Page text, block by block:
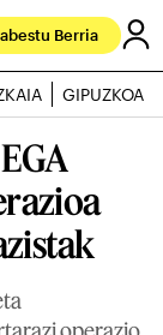
Berria
GIPUZKOA